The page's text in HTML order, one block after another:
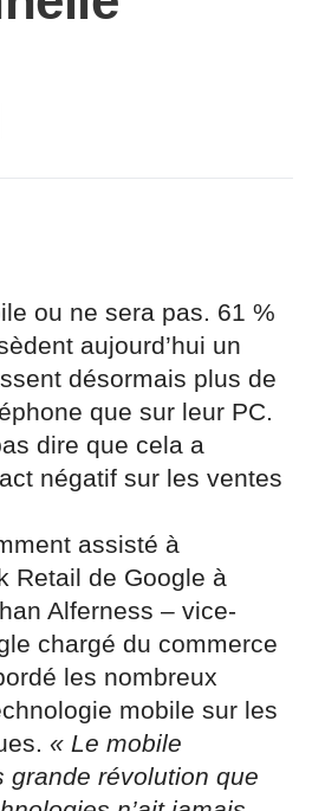
ou ne sera pas. 61 %
aujourd’hui un
désormais plus de
que sur leur PC.
dire que cela a
négatif sur les ventes
assisté à
Retail de Google à
Alferness – vice-
chargé du commerce
les nombreux
mobile sur les
« Le mobile
grande révolution que